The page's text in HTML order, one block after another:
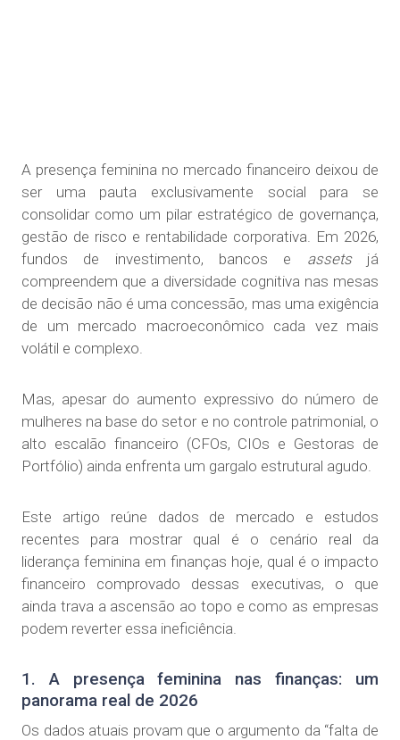
A presença feminina no mercado financeiro deixou de
ser uma pauta exclusivamente social para se
consolidar como um pilar estratégico de governança,
gestão de risco e rentabilidade corporativa. Em 2026,
fundos de investimento, bancos e assetsjá
compreendem que a diversidade cognitiva nas mesas
de decisão não é uma concessão, mas uma exigência
de um mercado macroeconômico cada vez mais
volátil e complexo.
Mas, apesar do aumento expressivo do número de
mulheres na base do setor e no controle patrimonial, o
alto escalão financeiro (CFOs, CIOs e Gestoras de
Portfólio) ainda enfrenta um gargalo estrutural agudo.
Este artigo reúne dados de mercado e estudos
recentes para mostrar qual é o cenário real da
liderança feminina em finanças hoje, qual é o impacto
financeiro comprovado dessas executivas, o que
ainda trava a ascensão ao topo e como as empresas
podem reverter essa ineficiência.
1. A presença feminina nas finanças: um
panorama real de 2026
Os dados atuais provam que o argumento da “falta de